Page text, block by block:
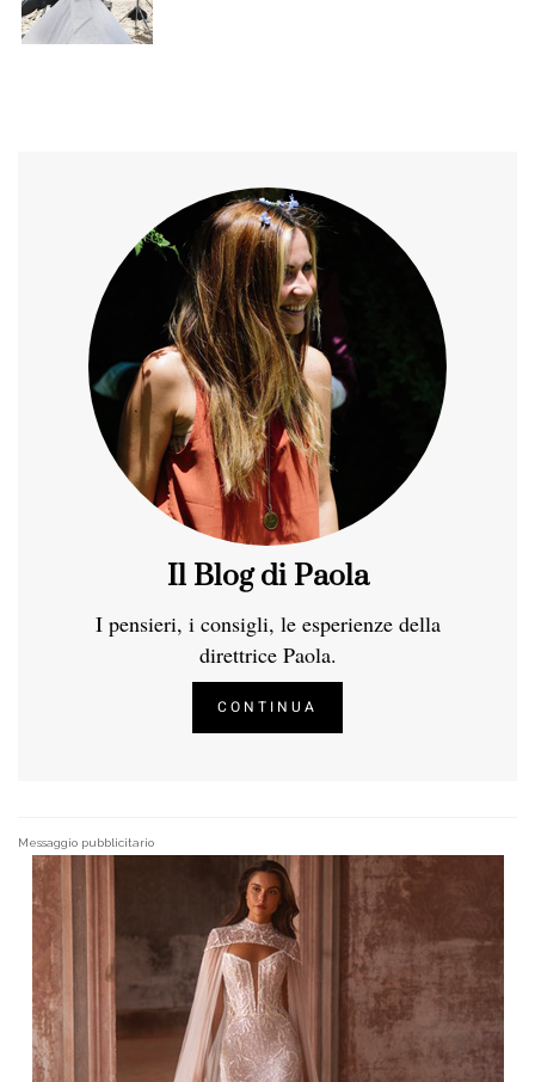
Il Blog di Paola
I pensieri, i consigli, le esperienze della
direttrice Paola.
CONTINUA
Messaggio pubblicitario